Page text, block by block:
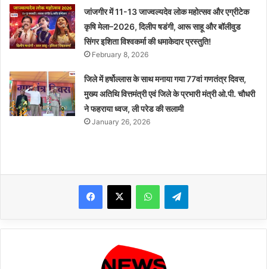
जांजगीर में 11-13 जाज्वल्यदेव लोक महोत्सव और एग्रीटेक
कृषि मेला–2026, दिलीप षडंगी, आरू साहू और बॉलीवुड
सिंगर इशिता विश्वकर्मा की धमाकेदार प्रस्तुति!
February 8, 2026
जिले में हर्षोल्लास के साथ मनाया गया 77वां गणतंत्र दिवस,
मुख्य अतिथि वित्तमंत्री एवं जिले के प्रभारी मंत्री ओ.पी. चौधरी
ने फहराया ध्वज, ली परेड की सलामी
January 26, 2026
WhatsAppTelegram